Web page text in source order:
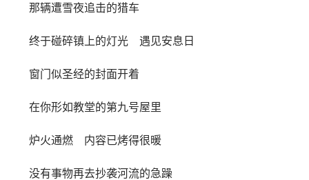
那辆遭雪夜追击的猎车
终于碰碎镇上的灯光 遇见安息日
窗门似圣经的封面开着
在你形如教堂的第九号屋里
炉火通燃 内容已烤得很暖
没有事物再去抄袭河流的急躁